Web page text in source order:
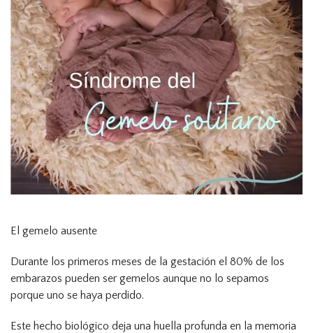
El gemelo ausente
Durante los primeros meses de la gestación el 80% de los
embarazos pueden ser gemelos aunque no lo sepamos
porque uno se haya perdido.
Este hecho biológico deja una huella profunda en la memoria